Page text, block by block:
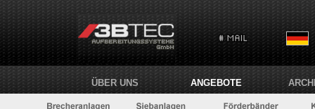
ÜBER UNS ANGEBOTE